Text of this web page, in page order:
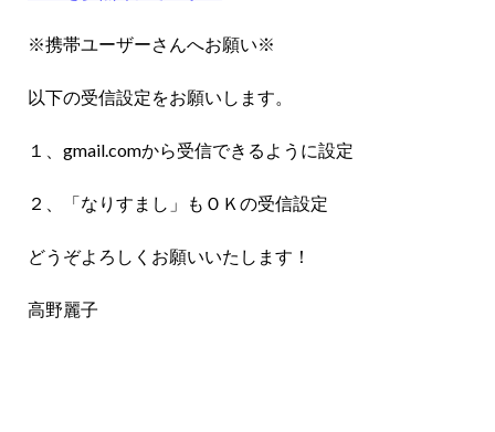
※携帯ユーザーさんへお願い※
以下の受信設定をお願いします。
１、gmail.comから受信できるように設定
２、「なりすまし」もＯＫの受信設定
どうぞよろしくお願いいたします！
高野麗子